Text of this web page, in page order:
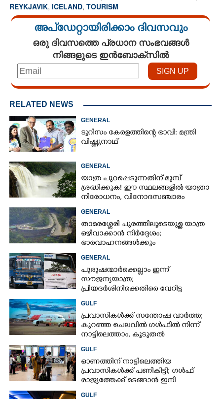
REYKJAVIK, ICELAND, TOURISM
അപ്ഡേറ്റായിരിക്കാം ദിവസവും
ഒരു ദിവസത്തെ പ്രധാന സംഭവങ്ങൾ
നിങ്ങളുടെ ഇൻബോക്സിൽ
RELATED NEWS
GENERAL
ടൂറിസം കേരളത്തിന്റെ ഭാവി: മന്ത്രി
വിഷ്ണുനാഥ്
GENERAL
യാത്ര പുറപ്പെടുന്നതിന് മുമ്പ്
ശ്രദ്ധിക്കുക! ഈ സ്ഥലങ്ങളിൽ യാത്രാ
നിരോധനം,​ വിനോദസഞ്ചാരം
ഇപ്പോൾ വേണ്ടെന്ന് മുന്നറിയിപ്പ്
GENERAL
താമരശ്ശേരി ചുരത്തിലൂടെയുള്ള യാത്ര
ഒഴിവാക്കാൻ നിർദ്ദേശം;
ഭാരവാഹനങ്ങൾക്കും
വിനോദസഞ്ചാരികൾക്കും
നിയന്ത്രണം
GENERAL
പുരുഷന്മാർക്കെല്ലാം ഇന്ന്
സൗജന്യയാത്ര;
പ്രിയദർശിനിക്കെതിരെ വേറിട്ട
പ്രതിഷേധവുമായി അങ്കമാലിയിലെ
സ്വകാര്യ ബസുകൾ
GULF
പ്രവാസികൾക്ക് സന്തോഷ വാർത്ത;
കുറഞ്ഞ ചെലവിൽ ഗൾഫിൽ നിന്ന്
നാട്ടിലെത്താം,​ കൂടുതൽ
സർവീസുകളുമായി എയർഇന്ത്യ
എക്സ്പ്രസ്
GULF
ഓണത്തിന് നാട്ടിലെത്തിയ
പ്രവാസികൾക്ക് പണികിട്ടി; ഗൾഫ്
രാജ്യത്തേക്ക് മടങ്ങാൻ ഇനി
ഇരട്ടിയിലധികം പണം ചെലവാക്കണം
GULF